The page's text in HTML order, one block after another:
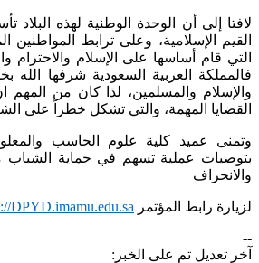
لافتا إلى أن الوحدة الوطنية لهذه
القيم الإسلامية، وعلى ترابط المواطنين
التي قام أساسها على الإسلام والاحترام
فالمملكة العربية السعودية شرفها الله
والإسلام والمسلمين، لذا كان من
القضايا المهمة، والتي تشكل خطراً على
وتمنى عميد كلية علوم الحاسب
بتوصيات عملية تسهم في حماية الشباب
والانحراف
لزيارة رابط المؤتمر DPYD.imamu.edu.sa
--
آخر تعديل تم على الخبر: